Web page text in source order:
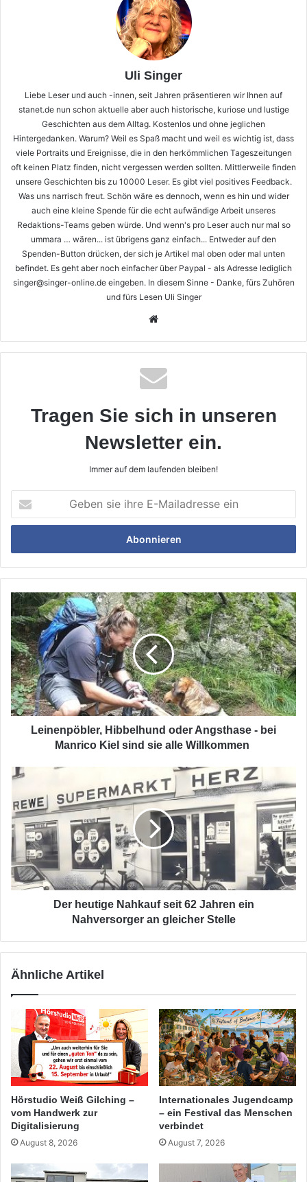
Uli Singer
Liebe Leser und auch -innen, seit Jahren präsentieren wir Ihnen auf
stanet.de nun schon aktuelle aber auch historische, kuriose und lustige
Geschichten aus dem Alltag. Kostenlos und ohne jeglichen
Hintergedanken. Warum? Weil es Spaß macht und weil es wichtig ist, dass
viele Portraits und Ereignisse, die in den herkömmlichen Tageszeitungen
oft keinen Platz finden, nicht vergessen werden sollten. Mittlerweile finden
unsere Geschichten bis zu 10000 Leser. Es gibt viel positives Feedback.
Was uns narrisch freut. Schön wäre es dennoch, wenn es hin und wider
auch eine kleine Spende für die echt aufwändige Arbeit unseres
Redaktions-Teams geben würde. Und wenn's pro Leser auch nur mal so
ummara … wären... ist übrigens ganz einfach... Entweder auf den
Spenden-Button drücken, der sich je Artikel mal oben oder mal unten
befindet. Es geht aber noch einfacher über Paypal - als Adresse lediglich
singer@singer-online.de eingeben. In diesem Sinne - Danke, fürs Zuhören
und fürs Lesen Uli Singer
Tragen Sie sich in unseren
Newsletter ein.
Immer auf dem laufenden bleiben!
sie
ihre
Mailadresse
ein
Leinenpöbler,
Hibbelhund
oder
Angsthase
-
bei
Manrico
Kiel
sind
Leinenpöbler, Hibbelhund oder Angsthase - bei
Manrico Kiel sind sie alle Willkommen
Der
Nahkauf
seit
62
Jahren
ein
Nahversorger
an
Der heutige Nahkauf seit 62 Jahren ein
Nahversorger an gleicher Stelle
Ähnliche Artikel
Hörstudio Weiß Gilching –
vom Handwerk zur
Digitalisierung
August 8, 2026
Internationales Jugendcamp
– ein Festival das Menschen
verbindet
August 7, 2026